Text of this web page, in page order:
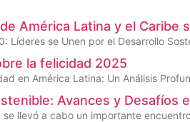
América Latina y el Caribe
Líderes se Unen por el Desarrollo
la felicidad 2025
en América Latina: Un Análisis
Avances y Desafíos
llevó a cabo un importante